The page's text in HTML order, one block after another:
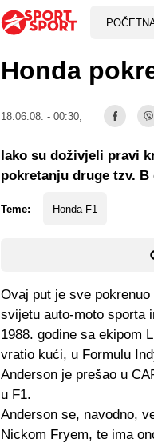
Honda
18.06.08. - 00:30,
Teme: Honda F1
Iako su doživjeli pravi
pokretanju druge tzv. B
Ovaj put je sve
svijetu auto-moto sporta
1988. godine sa ekipom
vratio kući, u Formulu
Anderson je prešao u
u F1.
Anderson se, navodno,
Nickom Fryem, te ima